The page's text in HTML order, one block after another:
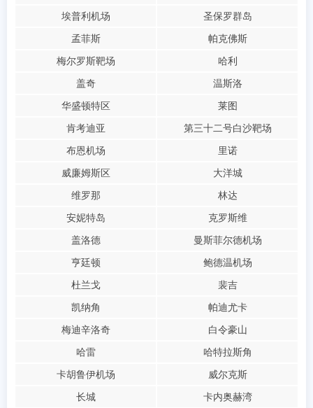
埃普利机场
圣保罗群岛
孟菲斯
帕克佛斯
梅尔罗斯靶场
哈利
盖奇
温斯洛
华盛顿特区
莱图
肯考迪亚
第三十二号白沙靶场
布恩机场
里诺
威廉姆斯区
大洋城
维罗那
林达
安妮特岛
克罗斯维
盖洛德
曼斯菲尔德机场
亨廷顿
鲍德温机场
杜兰戈
裴吉
凯纳角
帕迪尤卡
梅迪辛洛奇
白令豪山
哈雷
哈特拉斯角
卡胡鲁伊机场
威尔克斯
长城
卡内奥赫湾